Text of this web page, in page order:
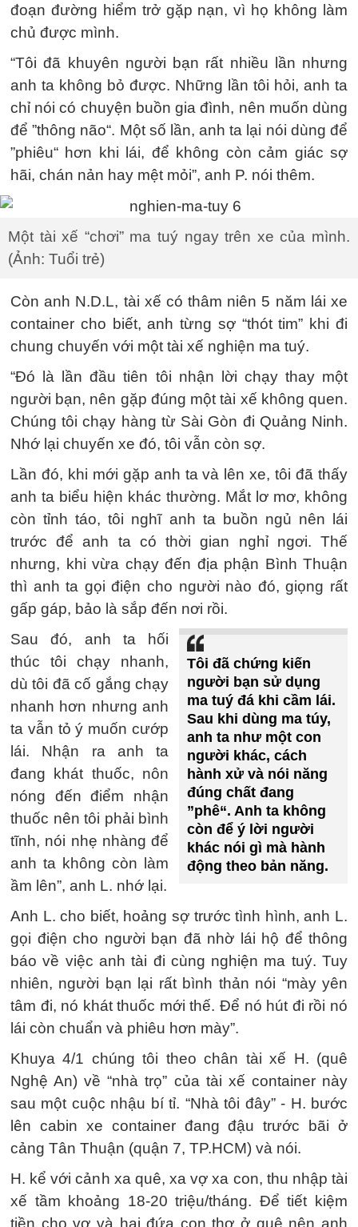
đoạn đường hiểm trở gặp nạn, vì họ không làm
chủ được mình.
“Tôi đã khuyên người bạn rất nhiều lần nhưng
anh ta không bỏ được. Những lần tôi hỏi, anh ta
chỉ nói có chuyện buồn gia đình, nên muốn dùng
để ”thông não“. Một số lần, anh ta lại nói dùng để
”phiêu“ hơn khi lái, để không còn cảm giác sợ
hãi, chán nản hay mệt mỏi”, anh P. nói thêm.
Một tài xế “chơi” ma tuý ngay trên xe của mình.
(Ảnh: Tuổi trẻ)
Còn anh N.D.L, tài xế có thâm niên 5 năm lái xe
container cho biết, anh từng sợ “thót tim” khi đi
chung chuyến với một tài xế nghiện ma tuý.
“Đó là lần đầu tiên tôi nhận lời chạy thay một
người bạn, nên gặp đúng một tài xế không quen.
Chúng tôi chạy hàng từ Sài Gòn đi Quảng Ninh.
Nhớ lại chuyến xe đó, tôi vẫn còn sợ.
Lần đó, khi mới gặp anh ta và lên xe, tôi đã thấy
anh ta biểu hiện khác thường. Mắt lơ mơ, không
còn tỉnh táo, tôi nghĩ anh ta buồn ngủ nên lái
trước để anh ta có thời gian nghỉ ngơi. Thế
nhưng, khi vừa chạy đến địa phận Bình Thuận
thì anh ta gọi điện cho người nào đó, giọng rất
gấp gáp, bảo là sắp đến nơi rồi.
Tôi đã chứng kiến
người bạn sử dụng
ma tuý đá khi cầm lái.
Sau khi dùng ma túy,
anh ta như một con
người khác, cách
hành xử và nói năng
đúng chất đang
”phê“. Anh ta không
còn để ý lời người
khác nói gì mà hành
động theo bản năng.
Sau đó, anh ta hối
thúc tôi chạy nhanh,
dù tôi đã cố gắng chạy
nhanh hơn nhưng anh
ta vẫn tỏ ý muốn cướp
lái. Nhận ra anh ta
đang khát thuốc, nôn
nóng đến điểm nhận
thuốc nên tôi phải bình
tĩnh, nói nhẹ nhàng để
anh ta không còn làm
ầm lên”, anh L. nhớ lại.
Anh L. cho biết, hoảng sợ trước tình hình, anh L.
gọi điện cho người bạn đã nhờ lái hộ để thông
báo về việc anh tài đi cùng nghiện ma tuý. Tuy
nhiên, người bạn lại rất bình thản nói “mày yên
tâm đi, nó khát thuốc mới thế. Để nó hút đi rồi nó
lái còn chuẩn và phiêu hơn mày”.
Khuya 4/1 chúng tôi theo chân tài xế H. (quê
Nghệ An) về “nhà trọ” của tài xế container này
sau một cuộc nhậu bí tỉ. “Nhà tôi đây” - H. bước
lên cabin xe container đang đậu trước bãi ở
cảng Tân Thuận (quận 7, TP.HCM) và nói.
H. kể với cảnh xa quê, xa vợ xa con, thu nhập tài
xế tầm khoảng 18-20 triệu/tháng. Để tiết kiệm
tiền cho vợ và hai đứa con thơ ở quê nên anh